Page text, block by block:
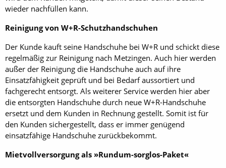
wieder nachfüllen kann.
Reinigung von W+R-Schutzhandschuhen
Der Kunde kauft seine Handschuhe bei W+R und schickt diese
regelmäßig zur Reinigung nach Metzingen. Auch hier werden
außer der Reinigung die Handschuhe auch auf ihre
Einsatzfähigkeit geprüft und bei Bedarf aussortiert und
fachgerecht entsorgt. Als weiterer Service werden hier aber
die entsorgten Handschuhe durch neue W+R-Handschuhe
ersetzt und dem Kunden in Rechnung gestellt. Somit ist für
den Kunden sichergestellt, dass er immer genügend
einsatzfähige Handschuhe zurückbekommt.
Mietvollversorgung als »Rundum-sorglos-Paket«